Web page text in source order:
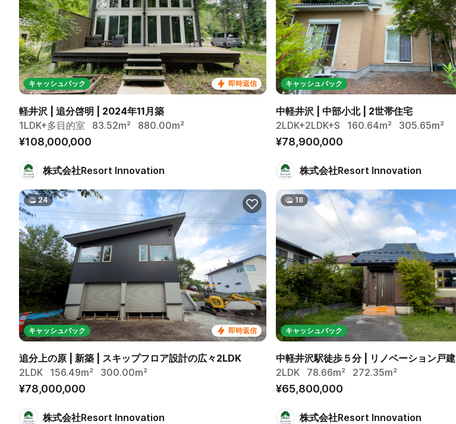
即時返信
キャッシュバック
軽井沢 | 追分啓明 | 2024年11月築
1LDK+多目的室
83.52m² 880.00m²
¥108,000,000
キャッシュバック
中軽井沢 | 中部小北 | 2世帯住宅
2LDK+2LDK+S
160.64m² 305.65m²
¥78,900,000
株式会社Resort Innovation
即時返信
キャッシュバック
24
追分上の原 | 新築 | スキップフロア設計の広々2LDK
2LDK
156.49m² 300.00m²
¥78,000,000
株式会社Resort Innovation
キャッシュバック
18
中軽井沢駅徒歩５分 | リノベーション戸建
2LDK
78.66m² 272.35m²
¥65,800,000
株式会社Resort Innovation 株式会社Resort Innovation